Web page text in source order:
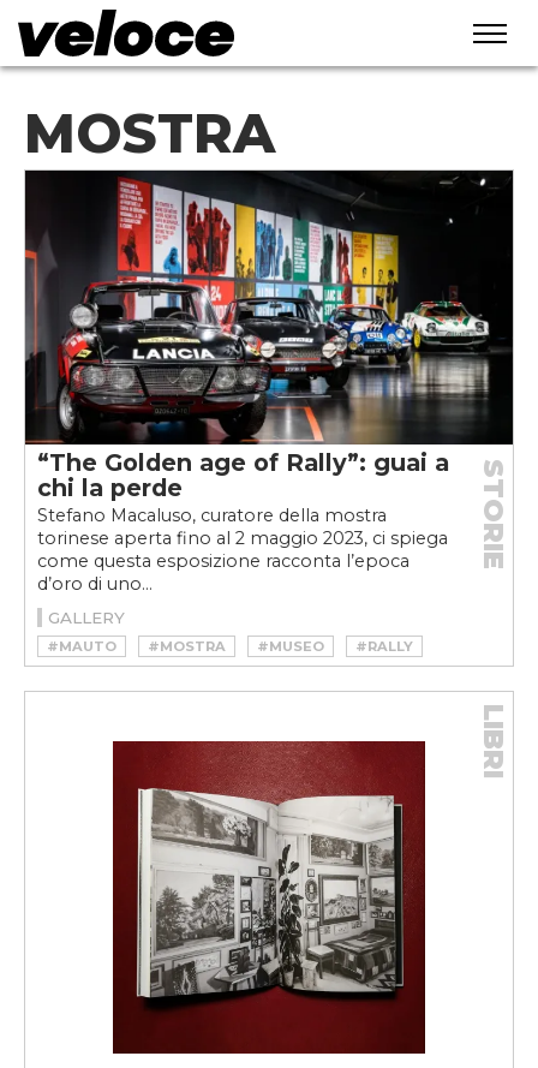
MOSTRA
“The Golden age of Rally”: guai a
chi la perde
Stefano Macaluso, curatore della mostra
torinese aperta fino al 2 maggio 2023, ci spiega
come questa esposizione racconta l’epoca
d’oro di uno...
STORIE
GALLERY
#MAUTO #MOSTRA #MUSEO
#RALLY
#RALLYE
LIBRI